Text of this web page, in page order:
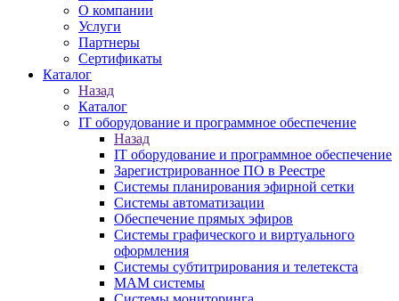
О компании
Услуги
Партнеры
Сертификаты
Каталог
Назад
Каталог
IT оборудование и программное обеспечение
Назад
IT оборудование и программное обеспечение
Зарегистрированное ПО в Реестре
Системы планирования эфирной сетки
Системы автоматизации
Обеспечение прямых эфиров
Системы графического и виртуального
оформления
Системы субтитрирования и телетекста
MAM системы